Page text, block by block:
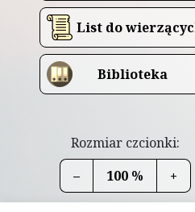
List do
Biblioteka
Rozmiar czcionki:
–
100 % +